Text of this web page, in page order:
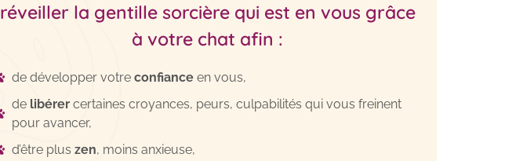
réveiller la gentille sorcière qui est en vous grâce
à votre chat afin :
de développer votre confianceen vous,
de libérercertaines croyances, peurs, culpabilités qui vous freinent
pour avancer,
d’être plus zen, moins anxieuse,